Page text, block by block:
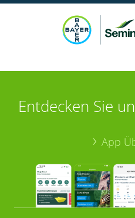
Entdecken Sie
App